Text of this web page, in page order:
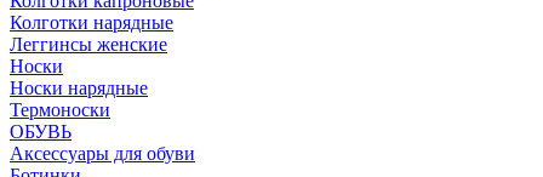
Колготки нарядные
Леггинсы женские
Носки
Носки нарядные
Термоноски
ОБУВЬ
Аксессуары для обуви